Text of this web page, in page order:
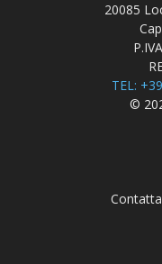
20085
TEL:
©